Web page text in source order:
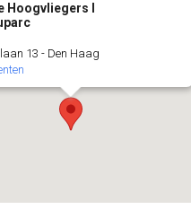
Hoogvliegers I
13 - Den Haag